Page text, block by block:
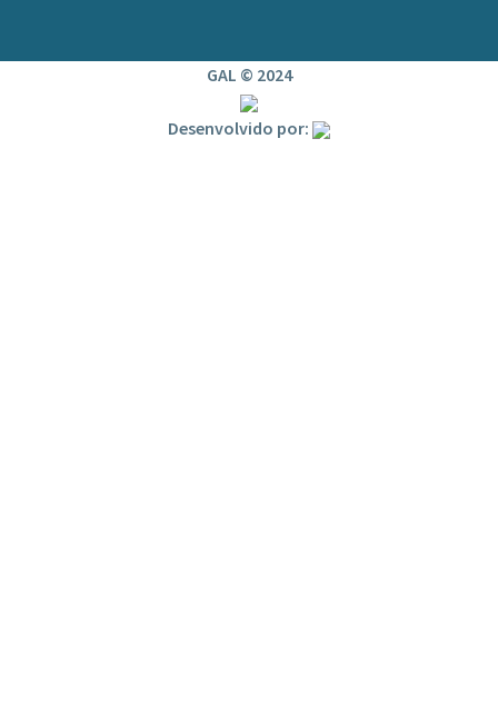
GAL © 2024
Desenvolvido por: